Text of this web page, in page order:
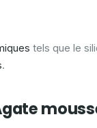
tels que le
.